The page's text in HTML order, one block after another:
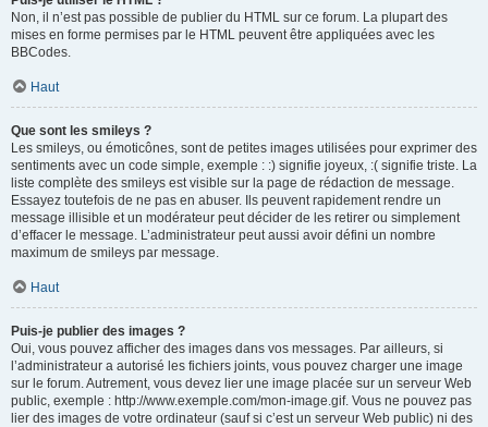
Non, il n’est pas possible de publier du HTML sur ce forum. La plupart des
mises en forme permises par le HTML peuvent être appliquées avec les
BBCodes.
Haut
Que sont les smileys ?
Les smileys, ou émoticônes, sont de petites images utilisées pour exprimer des
sentiments avec un code simple, exemple : :) signifie joyeux, :( signifie triste. La
liste complète des smileys est visible sur la page de rédaction de message.
Essayez toutefois de ne pas en abuser. Ils peuvent rapidement rendre un
message illisible et un modérateur peut décider de les retirer ou simplement
d’effacer le message. L’administrateur peut aussi avoir défini un nombre
maximum de smileys par message.
Haut
Puis-je publier des images ?
Oui, vous pouvez afficher des images dans vos messages. Par ailleurs, si
l’administrateur a autorisé les fichiers joints, vous pouvez charger une image
sur le forum. Autrement, vous devez lier une image placée sur un serveur Web
public, exemple : http://www.exemple.com/mon-image.gif. Vous ne pouvez pas
lier des images de votre ordinateur (sauf si c’est un serveur Web public) ni des